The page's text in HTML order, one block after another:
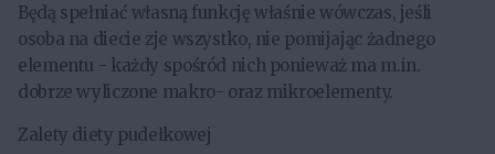
Będą spełniać własną funkcję właśnie wówczas, jeśli
osoba na diecie zje wszystko, nie pomijając żadnego
elementu - każdy spośród nich ponieważ ma m.in.
dobrze wyliczone makro- oraz mikroelementy.
Zalety diety pudełkowej